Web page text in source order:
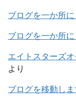
ブログを一か所
ブログを一か所
エイトスターズ
より
ブログを移動しま